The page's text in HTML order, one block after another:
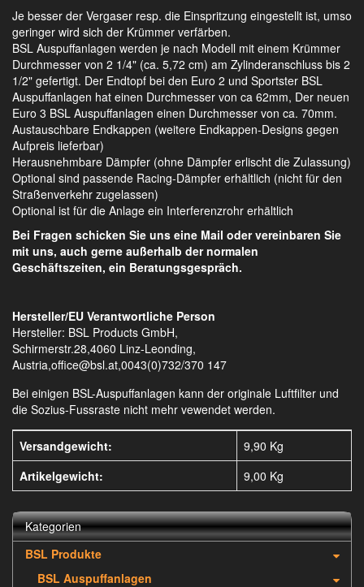
Je besser der Vergaser resp. die Einspritzung eingestellt ist, umso
geringer wird sich der Krümmer verfärben.
BSL Auspuffanlagen werden je nach Modell mit einem Krümmer
Durchmesser von 2 1/4" (ca. 5,72 cm) am Zylinderanschluss bis 2
1/2" gefertigt. Der Endtopf bei den Euro 2 und Sportster BSL
Auspuffanlagen hat einen Durchmesser von ca 62mm, Der neuen
Euro 3 BSL Auspuffanlagen einen Durchmesser von ca. 70mm.
Austauschbare Endkappen (weitere Endkappen-Designs gegen
Aufpreis lieferbar)
Herausnehmbare Dämpfer (ohne Dämpfer erlischt die Zulassung)
Optional sind passende Racing-Dämpfer erhältlich (nicht für den
Straßenverkehr zugelassen)
Optional ist für die Anlage ein Interferenzrohr erhältlich
Bei Fragen schicken Sie uns eine Mail oder vereinbaren Sie
mit uns, auch gerne außerhalb der normalen
Geschäftszeiten, ein Beratungsgespräch.
Hersteller/EU Verantwortliche Person
Hersteller: BSL Products GmbH,
Schirmerstr.28,4060 Linz-Leonding,
Austria,office@bsl.at,0043(0)732/370 147
Bei einigen BSL-Auspuffanlagen kann der originale Luftfilter und
die Sozius-Fussraste nicht mehr vewendet werden.
Versandgewicht:
9,90 Kg
Artikelgewicht:
9,00 Kg
Kategorien
BSL Produkte
BSL Auspuffanlagen